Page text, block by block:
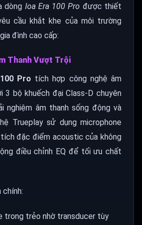
dòng loa Era 100 Pro được thiết
cầu khắt khe của môi trường
đình cao cấp:
Thanh Vượt Trội
Pro tích hợp công nghệ âm
3 bộ khuếch đại Class-D chuyên
nghiệm âm thanh sống động và
Trueplay sử dụng microphone
đặc điểm acoustic của không
điều chỉnh EQ để tối ưu chất
chính:
trong trẻo nhờ transducer tùy